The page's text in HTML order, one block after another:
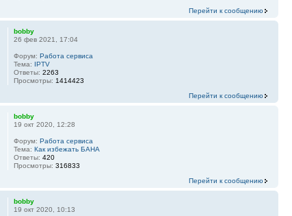
Перейти к сообщению
bobby
26 фев 2021, 17:04
Форум: Работа сервиса
Тема: IPTV
Ответы: 2263
Просмотры: 1414423
Перейти к сообщению
bobby
19 окт 2020, 12:28
Форум: Работа сервиса
Тема: Как избежать БАНА
Ответы: 420
Просмотры: 316833
Перейти к сообщению
bobby
19 окт 2020, 10:13